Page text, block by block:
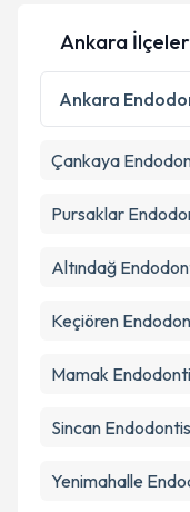
Kişisel
Metni'ni
kapsamda
Ankara
Ankara
Çankaya
Pursaklar
Altındağ
Keçiören
Mamak
Sincan
Yenimahalle